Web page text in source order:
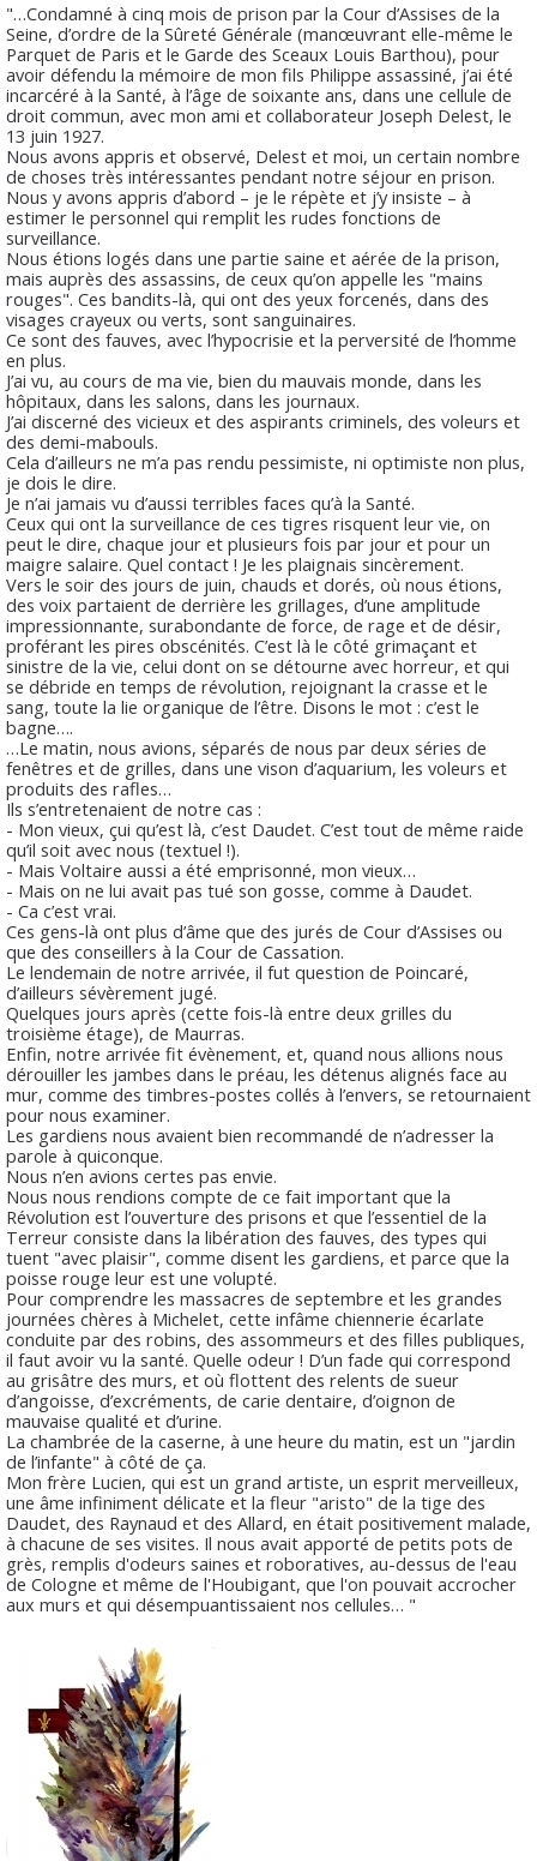
"…Condamné à cinq mois de prison par la Cour d’Assises de la
Seine, d’ordre de la Sûreté Générale (manœuvrant elle-même le
Parquet de Paris et le Garde des Sceaux Louis Barthou), pour
avoir défendu la mémoire de mon fils Philippe assassiné, j’ai été
incarcéré à la Santé, à l’âge de soixante ans, dans une cellule de
droit commun, avec mon ami et collaborateur Joseph Delest, le
13 juin 1927.
Nous avons appris et observé, Delest et moi, un certain nombre
de choses très intéressantes pendant notre séjour en prison.
Nous y avons appris d’abord – je le répète et j’y insiste – à
estimer le personnel qui remplit les rudes fonctions de
surveillance.
Nous étions logés dans une partie saine et aérée de la prison,
mais auprès des assassins, de ceux qu’on appelle les "mains
rouges". Ces bandits-là, qui ont des yeux forcenés, dans des
visages crayeux ou verts, sont sanguinaires.
Ce sont des fauves, avec l’hypocrisie et la perversité de l’homme
en plus.
J’ai vu, au cours de ma vie, bien du mauvais monde, dans les
hôpitaux, dans les salons, dans les journaux.
J’ai discerné des vicieux et des aspirants criminels, des voleurs et
des demi-mabouls.
Cela d’ailleurs ne m’a pas rendu pessimiste, ni optimiste non plus,
je dois le dire.
Je n’ai jamais vu d’aussi terribles faces qu’à la Santé.
Ceux qui ont la surveillance de ces tigres risquent leur vie, on
peut le dire, chaque jour et plusieurs fois par jour et pour un
maigre salaire. Quel contact ! Je les plaignais sincèrement.
Vers le soir des jours de juin, chauds et dorés, où nous étions,
des voix partaient de derrière les grillages, d’une amplitude
impressionnante, surabondante de force, de rage et de désir,
proférant les pires obscénités. C’est là le côté grimaçant et
sinistre de la vie, celui dont on se détourne avec horreur, et qui
se débride en temps de révolution, rejoignant la crasse et le
sang, toute la lie organique de l’être. Disons le mot : c’est le
bagne….
…Le matin, nous avions, séparés de nous par deux séries de
fenêtres et de grilles, dans une vison d’aquarium, les voleurs et
produits des rafles…
Ils s’entretenaient de notre cas :
- Mon vieux, çui qu’est là, c’est Daudet. C’est tout de même raide
qu’il soit avec nous (textuel !).
- Mais Voltaire aussi a été emprisonné, mon vieux…
- Mais on ne lui avait pas tué son gosse, comme à Daudet.
- Ca c’est vrai.
Ces gens-là ont plus d’âme que des jurés de Cour d’Assises ou
que des conseillers à la Cour de Cassation.
Le lendemain de notre arrivée, il fut question de Poincaré,
d’ailleurs sévèrement jugé.
Quelques jours après (cette fois-là entre deux grilles du
troisième étage), de Maurras.
Enfin, notre arrivée fit évènement, et, quand nous allions nous
dérouiller les jambes dans le préau, les détenus alignés face au
mur, comme des timbres-postes collés à l’envers, se retournaient
pour nous examiner.
Les gardiens nous avaient bien recommandé de n’adresser la
parole à quiconque.
Nous n’en avions certes pas envie.
Nous nous rendions compte de ce fait important que la
Révolution est l’ouverture des prisons et que l’essentiel de la
Terreur consiste dans la libération des fauves, des types qui
tuent "avec plaisir", comme disent les gardiens, et parce que la
poisse rouge leur est une volupté.
Pour comprendre les massacres de septembre et les grandes
journées chères à Michelet, cette infâme chiennerie écarlate
conduite par des robins, des assommeurs et des filles publiques,
il faut avoir vu la santé. Quelle odeur ! D’un fade qui correspond
au grisâtre des murs, et où flottent des relents de sueur
d’angoisse, d’excréments, de carie dentaire, d’oignon de
mauvaise qualité et d’urine.
La chambrée de la caserne, à une heure du matin, est un "jardin
de l’infante" à côté de ça.
Mon frère Lucien, qui est un grand artiste, un esprit merveilleux,
une âme infiniment délicate et la fleur "aristo" de la tige des
Daudet, des Raynaud et des Allard, en était positivement malade,
à chacune de ses visites. Il nous avait apporté de petits pots de
grès, remplis d'odeurs saines et roboratives, au-dessus de l'eau
de Cologne et même de l'Houbigant, que l'on pouvait accrocher
aux murs et qui désempuantissaient nos cellules… "